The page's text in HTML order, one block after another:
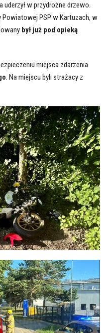
w przydrożne drzewo.
PSP w Kartuzach, w
był już pod opieką
miejsca zdarzenia
. Na miejscu byli strażacy z